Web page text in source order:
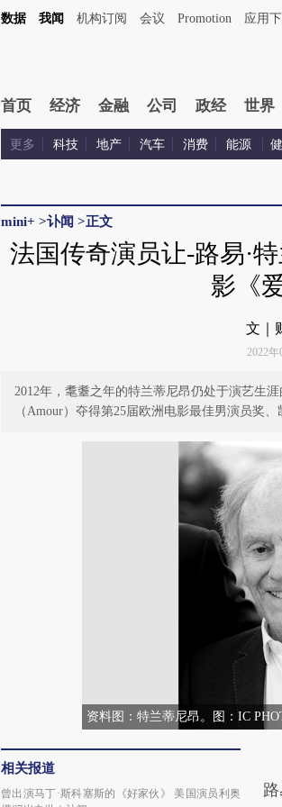
数据 我闻 机构订阅 会议 Promotion 应用
首页 经济 金融 公司 政经 世界
更多 科技 地产 汽车 消费 能源
mini+ >讣闻 >正文
法国传奇演员让-路易·
影《
文｜
2022年
2012年，耄耋之年的特兰蒂尼昂仍处于演艺生
（Amour）夺得第25届欧洲电影最佳男演员奖
资料图：特兰蒂尼昂。图：IC
相关报道
曾出演马丁·斯科塞斯的《好家伙》 美国演员利奥